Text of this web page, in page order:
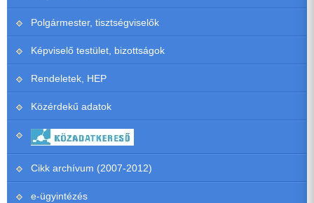
Polgármester, tisztségviselők
Képviselő testület, bizottságok
Rendeletek, HEP
Közérdekű adatok
Cikk archívum (2007-2012)
e-ügyintézés